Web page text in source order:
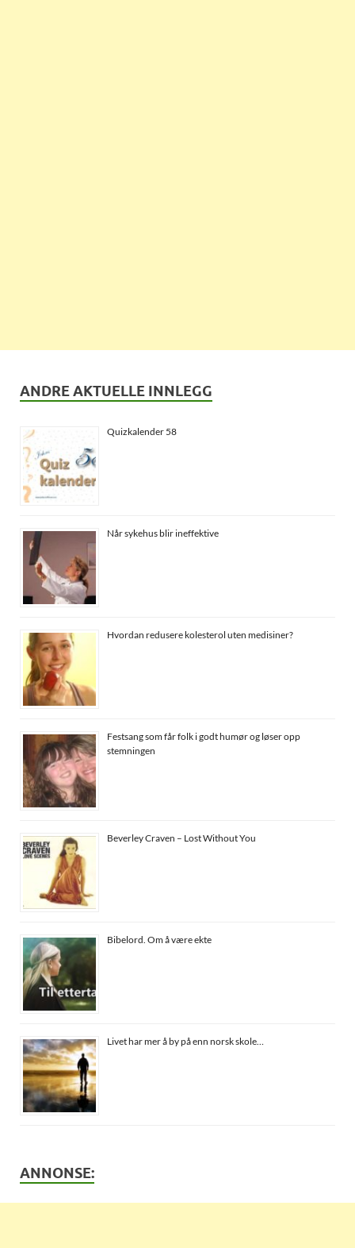
ANDRE AKTUELLE INNLEGG
Quizkalender 58
Når sykehus blir ineffektive
Hvordan redusere kolesterol uten medisiner?
Festsang som får folk i godt humør og løser opp
stemningen
Beverley Craven – Lost Without You
Bibelord. Om å være ekte
Livet har mer å by på enn norsk skole…
ANNONSE: